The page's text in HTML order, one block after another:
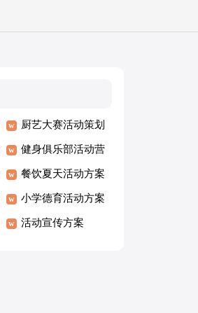
厨艺大赛活动策划
方案
健身俱乐部活动营
销方案
餐饮夏天活动方案
小学德育活动方案
活动宣传方案